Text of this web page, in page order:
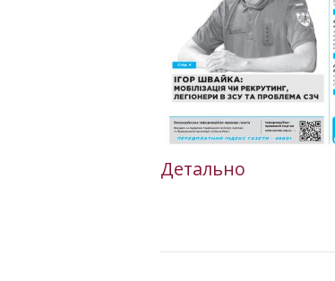
Детально